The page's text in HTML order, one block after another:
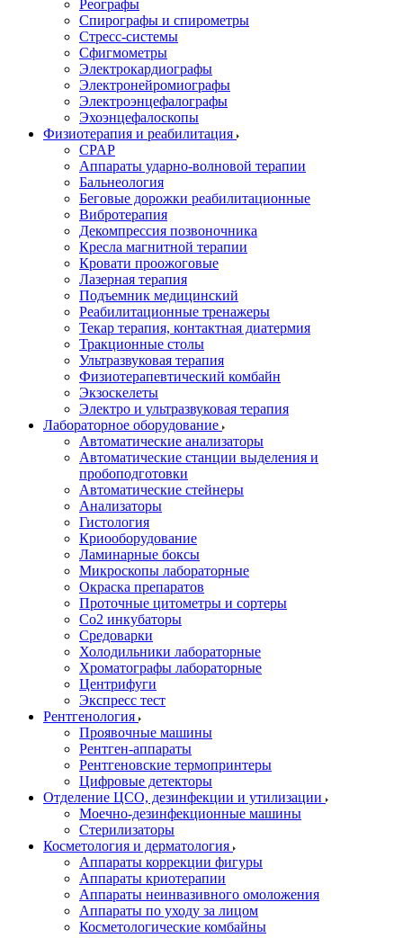
Реографы
Спирографы и спирометры
Стресс-системы
Сфигмометры
Электрокардиографы
Электронейромиографы
Электроэнцефалографы
Эхоэнцефалоскопы
Физиотерапия и реабилитация
CPAP
Аппараты ударно-волновой терапии
Бальнеология
Беговые дорожки реабилитационные
Вибротерапия
Декомпрессия позвоночника
Кресла магнитной терапии
Кровати проожоговые
Лазерная терапия
Подъемник медицинский
Реабилитационные тренажеры
Текар терапия, контактная диатермия
Тракционные столы
Ультразвуковая терапия
Физиотерапевтический комбайн
Экзоскелеты
Электро и ультразвуковая терапия
Лабораторное оборудование
Автоматические анализаторы
Автоматические станции выделения и
пробоподготовки
Автоматические стейнеры
Анализаторы
Гистология
Криооборудование
Ламинарные боксы
Микроскопы лабораторные
Окраска препаратов
Проточные цитометры и сортеры
Со2 инкубаторы
Средоварки
Холодильники лабораторные
Хроматографы лабораторные
Центрифуги
Экспресс тест
Рентгенология
Проявочные машины
Рентген-аппараты
Рентгеновские термопринтеры
Цифровые детекторы
Отделение ЦСО, дезинфекции и утилизации
Моечно-дезинфекционные машины
Стерилизаторы
Косметология и дерматология
Аппараты коррекции фигуры
Аппараты криотерапии
Аппараты неинвазивного омоложения
Аппараты по уходу за лицом
Косметологические комбайны